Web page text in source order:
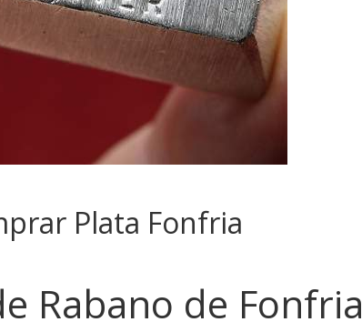
Plata Fonfria
Rabano de Fonfria